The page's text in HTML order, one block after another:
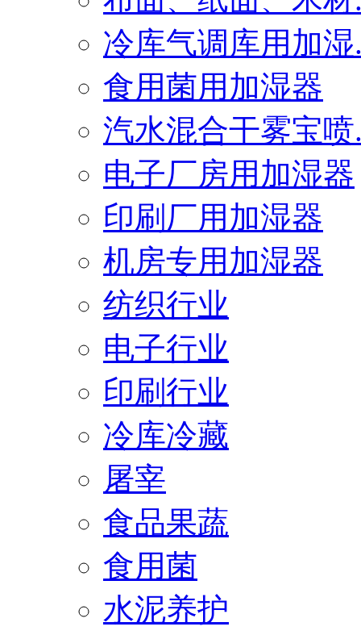
冷库气调库用加湿
食用菌用加湿器
汽水混合干雾宝喷
电子厂房用加湿器
印刷厂用加湿器
机房专用加湿器
纺织行业
电子行业
印刷行业
冷库冷藏
屠宰
食品果蔬
食用菌
水泥养护